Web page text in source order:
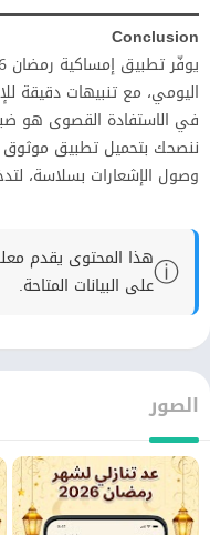
Conclusion
اليومي، مع تنبيهات دقيقة
في الاستفادة القصوى هو
ننصحك بتحميل تطبيق موثوق
وصول الإشعارات بسلاسة،
ⓘهذا المحتوى يقدم
على البيانات المتاحة.
الصور